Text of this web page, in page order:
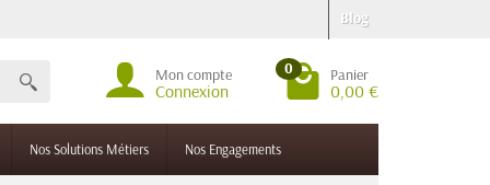
Blog
Mon compte
Connexion
0 Panier
0,00 €
Nos Solutions Métiers Nos Engagements